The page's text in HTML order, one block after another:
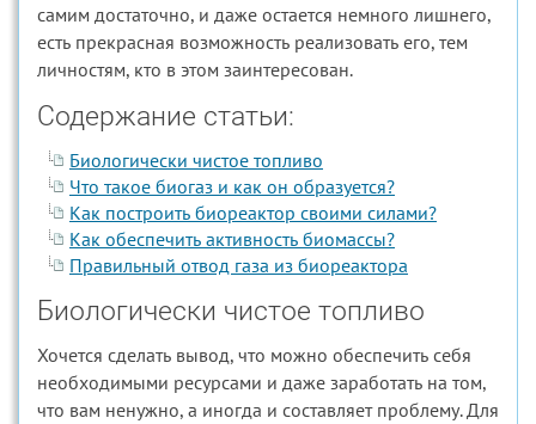
самим достаточно, и даже остается немного лишнего,
есть прекрасная возможность реализовать его, тем
личностям, кто в этом заинтересован.
Содержание статьи:
Биологически чистое топливо
Что такое биогаз и как он образуется?
Как построить биореактор своими силами?
Как обеспечить активность биомассы?
Правильный отвод газа из биореактора
Биологически чистое топливо
Хочется сделать вывод, что можно обеспечить себя
необходимыми ресурсами и даже заработать на том,
что вам ненужно, а иногда и составляет проблему. Для